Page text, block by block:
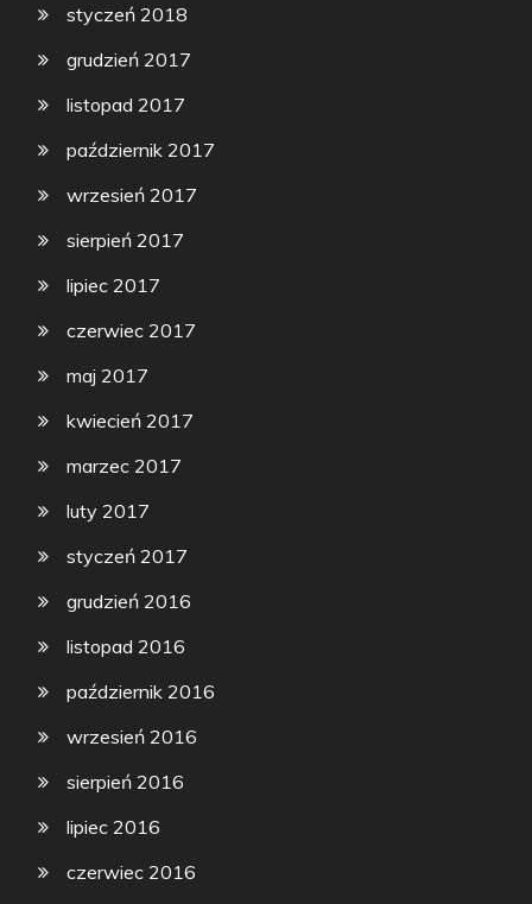
styczeń 2018
grudzień 2017
listopad 2017
październik 2017
wrzesień 2017
sierpień 2017
lipiec 2017
czerwiec 2017
maj 2017
kwiecień 2017
marzec 2017
luty 2017
styczeń 2017
grudzień 2016
listopad 2016
październik 2016
wrzesień 2016
sierpień 2016
lipiec 2016
czerwiec 2016